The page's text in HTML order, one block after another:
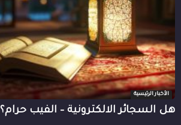
الأخبار الرئيسية
هل السجائر الالكترونية – الفيب حرام؟